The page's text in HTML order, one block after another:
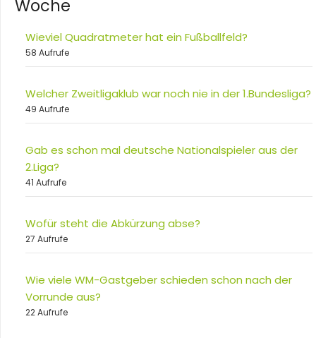
Woche
Wieviel Quadratmeter hat ein Fußballfeld?
58 Aufrufe
Welcher Zweitligaklub war noch nie in der 1.Bundesliga?
49 Aufrufe
Gab es schon mal deutsche Nationalspieler aus der
2.Liga?
41 Aufrufe
Wofür steht die Abkürzung abse?
27 Aufrufe
Wie viele WM-Gastgeber schieden schon nach der
Vorrunde aus?
22 Aufrufe